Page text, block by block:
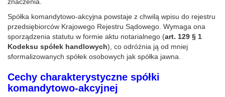
Spółka komandytowo-akcyjna powstaje z chwilą wpisu do rejestru
przedsiębiorców Krajowego Rejestru Sądowego. Wymaga ona
sporządzenia statutu w formie aktu notarialnego (art. 129 § 1
Kodeksu spółek handlowych), co odróżnia ją od mniej
sformalizowanych spółek osobowych jak spółka jawna.
Cechy charakterystyczne spółki
komandytowo-akcyjnej